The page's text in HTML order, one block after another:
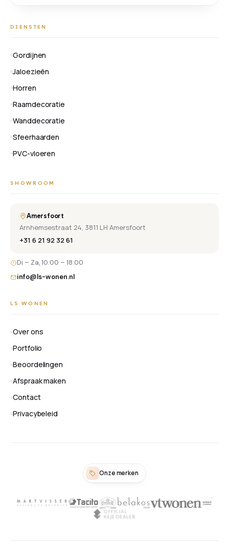
DIENSTEN
Gordijnen
Jaloezieën
Horren
Raamdecoratie
Wanddecoratie
Sfeerhaarden
PVC-vloeren
SHOWROOM
Amersfoort
Arnhemsestraat 24, 3811 LH Amersfoort
+31 6 21 92 32 61
Di – Za, 10:00 – 18:00
info@ls-wonen.nl
LS WONEN
Over ons
Portfolio
Beoordelingen
Afspraak maken
Contact
Privacybeleid
Onze merken